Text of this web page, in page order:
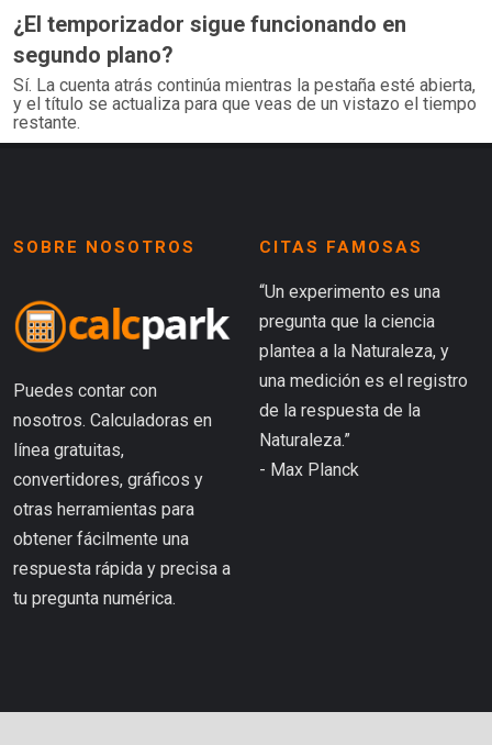
¿El temporizador sigue funcionando en
segundo plano?
Sí. La cuenta atrás continúa mientras la pestaña esté abierta,
y el título se actualiza para que veas de un vistazo el tiempo
restante.
SOBRE NOSOTROS
Puedes contar con
nosotros. Calculadoras en
línea gratuitas,
convertidores, gráficos y
otras herramientas para
obtener fácilmente una
respuesta rápida y precisa a
tu pregunta numérica.
CITAS FAMOSAS
“Un experimento es una
pregunta que la ciencia
plantea a la Naturaleza, y
una medición es el registro
de la respuesta de la
Naturaleza.”
- Max Planck